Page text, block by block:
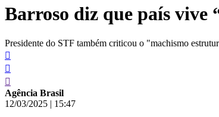
conteúdo
Barroso diz que país vive
Presidente do STF também criticou o "machismo
Agência Brasil
12/03/2025 | 15:47